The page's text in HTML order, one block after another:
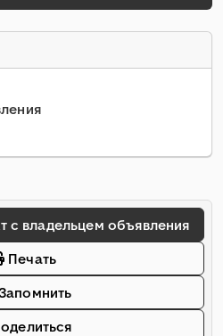
с владельцем объявления
Печать